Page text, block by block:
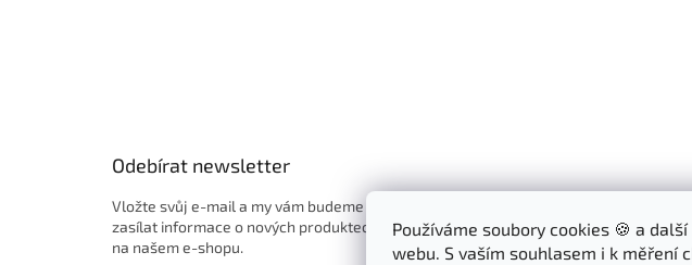
Používáme soubory cookies 🍪 a
webu. S vaším souhlasem i k měření
Odebírat newsletter
Vložte svůj e-mail a my vám budeme
zasílat informace o nových produktech
na našem e-shopu.